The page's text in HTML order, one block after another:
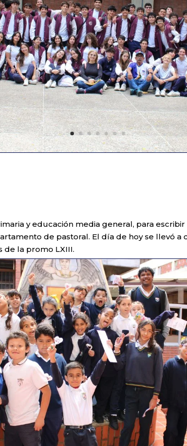
y educación media general, para
de pastoral. El día de hoy se llevó a
de la promo LXIII.